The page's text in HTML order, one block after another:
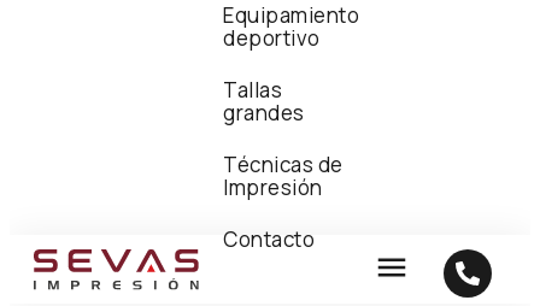
Equipamiento
deportivo
Tallas
grandes
Técnicas de
Impresión
Contacto